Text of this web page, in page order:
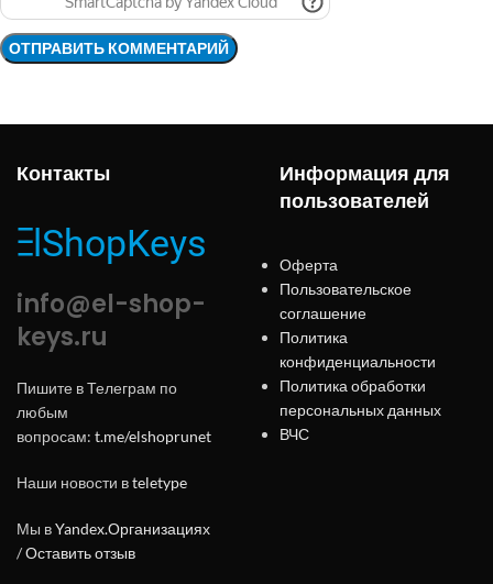
Контакты
info@el-shop-
keys.ru
Пишите в Телеграм по
любым
вопросам: t.me/elshoprunet
Наши новости вteletype
Мы вYandex.Организациях
/Оставить отзыв
Информация для
пользователей
Оферта
Пользовательское
соглашение
Политика
конфиденциальности
Политика обработки
персональных данных
ВЧС